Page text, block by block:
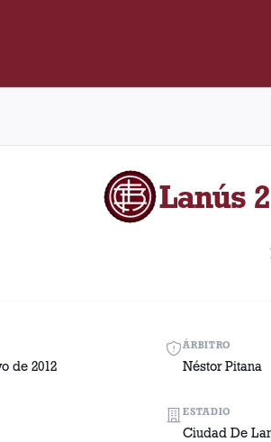
y Banfield disputado el Domingo,
Lanús
de 2012
ÁRBITRO
Néstor Pitana
ESTADIO
Ciudad De